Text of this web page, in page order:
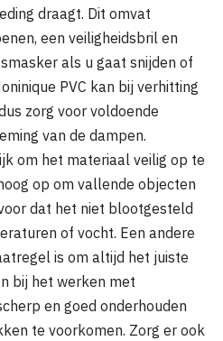
draagt. Dit omvat
een veiligheidsbril en
als u gaat snijden of
PVC kan bij verhitting
zorg voor voldoende
van de dampen.
om het materiaal veilig op te
op om vallende objecten
dat het niet blootgesteld
of vocht. Een andere
is om altijd het juiste
bij het werken met
en goed onderhouden
te voorkomen. Zorg er ook